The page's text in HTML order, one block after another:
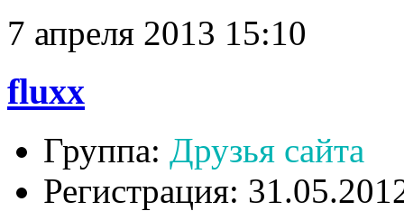
7 апреля 2013 15:10
fluxx
Группа: Друзья сайта
Регистрация: